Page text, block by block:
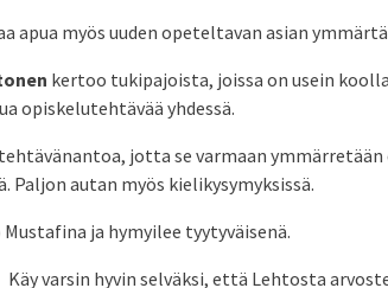
myös uuden opeteltavan asian
kertoo tukipajoista, joissa on usein
opiskelutehtävää yhdessä.
jotta se varmaan ymmärretään
autan myös kielikysymyksissä.
ja hymyilee tyytyväisenä.
Käy varsin hyvin selväksi, että Lehtosta